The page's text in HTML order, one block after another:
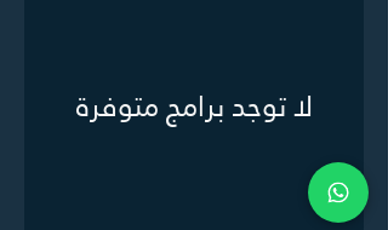
لا توجد برامج متوفرة